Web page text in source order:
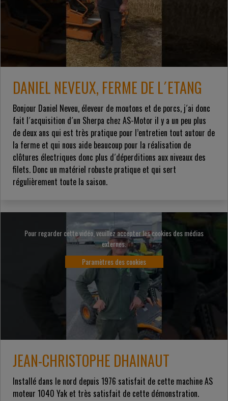
DANIEL NEVEUX, FERME DE L´ETANG
Bonjour Daniel Neveu, éleveur de moutons et de porcs, j´ai donc
fait l´acquisition d´un Sherpa chez AS-Motor il y a un peu plus
de deux ans qui est très pratique pour l’entretien tout autour de
la ferme et qui nous aide beaucoup pour la réalisation de
clôtures électriques donc plus d´déperditions aux niveaux des
filets. Donc un matériel robuste pratique et qui sert
régulièrement toute la saison.
Pour regarder cette vidéo, veuillez accepter les cookies des médias
externes.
Paramètres des cookies
JEAN-CHRISTOPHE DHAINAUT
Installé dans le nord depuis 1976 satisfait de cette machine AS
moteur 1040 Yak et très satisfait de cette démonstration.